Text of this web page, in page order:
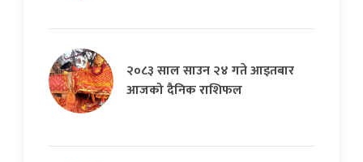
२०८३ साल साउन २४ गते आइतबार
आजको दैनिक राशिफल